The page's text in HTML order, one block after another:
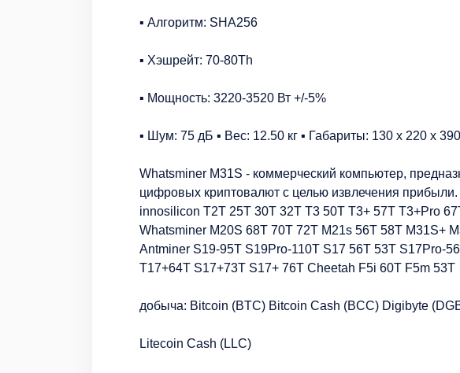
▪️ Алгоритм: SHA256
▪️ Хэшрейт: 70-80Th
▪️ Мощность: 3220-3520 Вт +/-5%
▪️ Шум: 75 дБ ▪️ Вес: 12.50 кг ▪️ Габариты: 130 x 220 x
Whatsminer M31S - коммерческий компьютер,
цифровых криптовалют с целью извлечения прибыли.
innosilicon T2T 25T 30T 32T T3 50T T3+ 57T T3+Pro
Whatsminer M20S 68T 70T 72T M21s 56T 58T M31S+
Antminer S19-95T S19Pro-110T S17 56T 53T S17Pro-
T17+64T S17+73T S17+ 76T Cheetah F5i 60T F5m 53T
добыча: Bitcoin (BTC) Bitcoin Cash (BCC) Digibyte
Litecoin Cash (LLC)